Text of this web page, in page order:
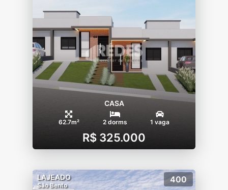
CASA
62.7m² 2 dorms 1 vaga
R$ 325.000
LAJEADO
São Bento
400